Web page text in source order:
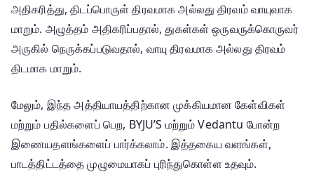
அதிகரித்து, திடப்பொருள் திரவமாக அல்லது திரவம் வாயுவாக
மாறும். அழுத்தம் அதிகரிப்பதால், துகள்கள் ஒருவருக்கொருவர்
அருகில் நெருக்கப்படுவதால், வாயு திரவமாக அல்லது திரவம்
திடமாக மாறும்.
மேலும், இந்த அத்தியாயத்திற்கான முக்கியமான கேள்விகள்
மற்றும் பதில்களைப் பெற, BYJU’S மற்றும் Vedantu போன்ற
இணையதளங்களைப் பார்க்கலாம். இத்தகைய வளங்கள்,
பாடத்திட்டத்தை முழுமையாகப் புரிந்துகொள்ள உதவும்.